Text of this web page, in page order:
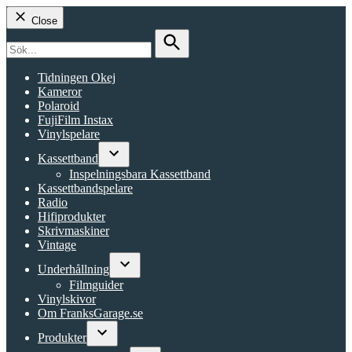
Close
for:
Search
Tidningen Okej
Kameror
Polaroid
FujiFilm Instax
Vinylspelare
Kassettband
Open
dropdown
menu
Inspelningsbara Kassettband
Kassettbandspelare
Radio
Hifiprodukter
Skrivmaskiner
Vintage
Underhållning
Open
Filmguider
Vinylskivor
Om FranksGarage.se
Produkter
Open